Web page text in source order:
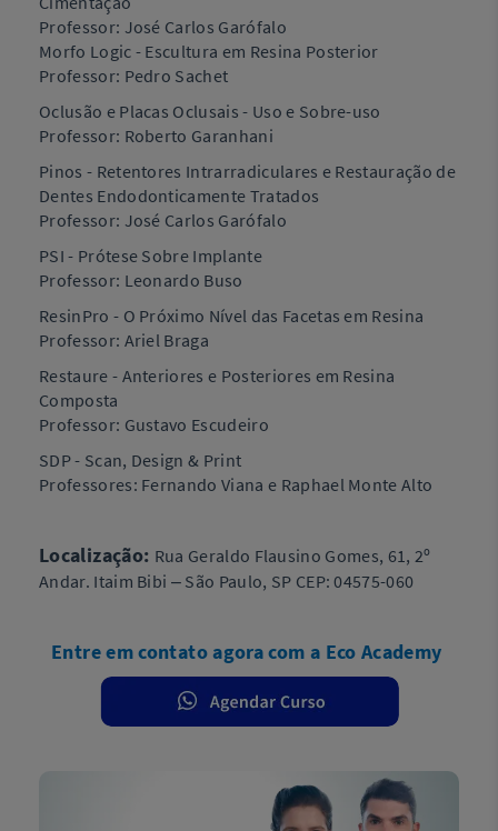
Professor: José Carlos Garófalo
Morfo Logic - Escultura em Resina Posterior
Professor: Pedro Sachet
Oclusão e Placas Oclusais - Uso e Sobre-uso
Professor: Roberto Garanhani
Pinos - Retentores Intrarradiculares e Restauração de
Dentes Endodonticamente Tratados
Professor: José Carlos Garófalo
PSI - Prótese Sobre Implante
Professor: Leonardo Buso
ResinPro - O Próximo Nível das Facetas em Resina
Professor: Ariel Braga
Restaure - Anteriores e Posteriores em Resina
Composta
Professor: Gustavo Escudeiro
SDP - Scan, Design & Print
Professores: Fernando Viana e Raphael Monte Alto
Localização: Rua Geraldo Flausino Gomes, 61, 2º
Andar. Itaim Bibi – São Paulo, SP CEP: 04575-060
Entre em contato agora com a Eco Academy